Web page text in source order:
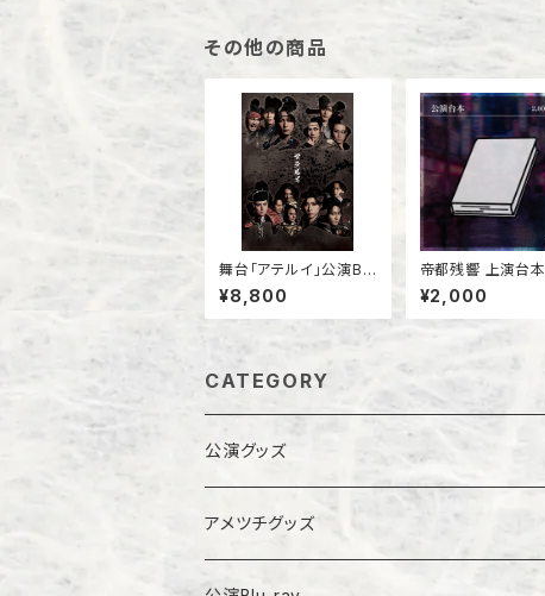
その他の商品
舞台「アテルイ」公演Blu
-ray
¥8,800
帝都残響 上演台本
¥2,000
CATEGORY
公演グッズ
幻調乱歩シリーズ
アメツチグッズ